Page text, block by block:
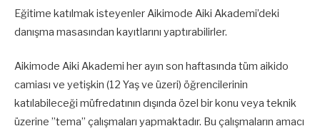
Eğitime katılmak isteyenler Aikimode Aiki Akademi’deki
danışma masasından kayıtlarını yaptırabilirler.
Aikimode Aiki Akademi her ayın son haftasında tüm aikido
camiası ve yetişkin (12 Yaş ve üzeri) öğrencilerinin
katılabileceği müfredatının dışında özel bir konu veya teknik
üzerine ”tema” çalışmaları yapmaktadır. Bu çalışmaların amacı